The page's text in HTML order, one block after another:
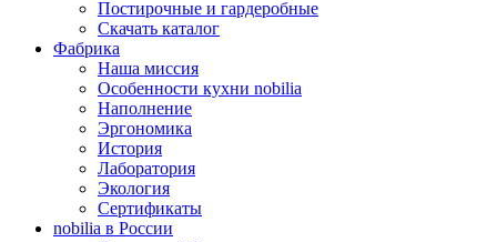
Постирочные и гардеробные
Скачать каталог
Фабрика
Наша миссия
Особенности кухни nobilia
Наполнение
Эргономика
История
Лаборатория
Экология
Сертификаты
nobilia в России